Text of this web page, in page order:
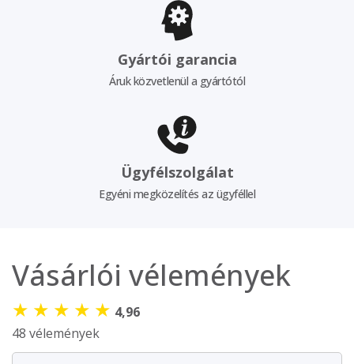
Gyártói garancia
Áruk közvetlenül a gyártótól
Ügyfélszolgálat
Egyéni megközelítés az ügyféllel
Vásárlói vélemények
★ ★ ★ ★ ★ 4,96
48 vélemények